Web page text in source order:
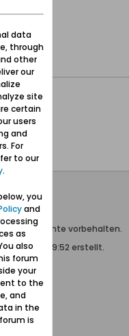
Alle Rechte vorbehalten.
wurde um 09:52 erstellt.
data
through
other
our
site
certain
users
and
For
to our
.
you
and
as
also
forum
your
to the
and
in the
is